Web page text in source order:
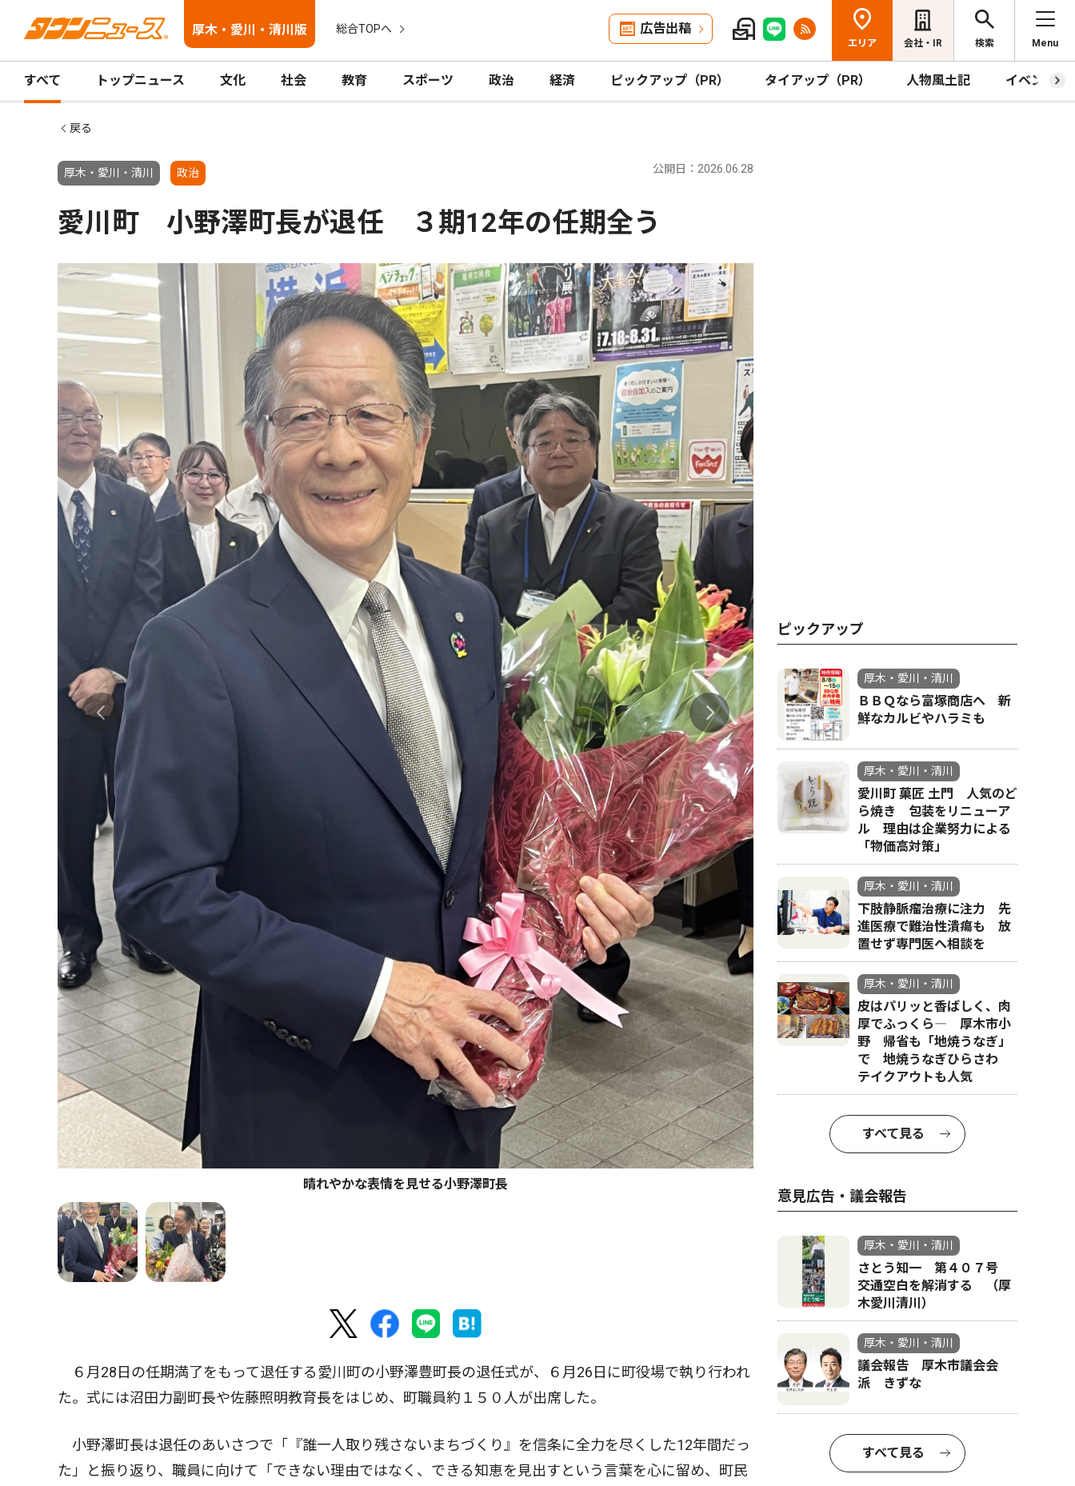
厚木・愛川・清川版 総合TOPへ 広告出稿
エリア 会社・IR 検索 Menu
すべて トップニュース 文化 社会 教育 スポーツ 政治 経済 ピックアップ（PR） タイアップ（PR） 人物風土記 イベント
戻る
厚木・愛川・清川 政治 公開日：2026.06.28
愛川町 小野澤町長が退任 ３期12年の任期全う
晴れやかな表情を見せる小野澤町長
６月28日の任期満了をもって退任する愛川町の小野澤豊町長の退任式が、６月26日に町役場で執り行われ
た。式には沼田力副町長や佐藤照明教育長をはじめ、町職員約１５０人が出席した。
小野澤町長は退任のあいさつで「『誰一人取り残さないまちづくり』を信条に全力を尽くした12年間だっ
た」と振り返り、職員に向けて「できない理由ではなく、できる知恵を見出すという言葉を心に留め、町民
ピックアップ
厚木・愛川・清川
ＢＢＱなら富塚商店へ 新
鮮なカルビやハラミも
厚木・愛川・清川
愛川町 菓匠 土門 人気のど
ら焼き 包装をリニューア
ル 理由は企業努力による
「物価高対策」
厚木・愛川・清川
下肢静脈瘤治療に注力 先
進医療で難治性潰瘍も 放
置せず専門医へ相談を
厚木・愛川・清川
皮はパリッと香ばしく、肉
厚でふっくら― 厚木市小
野 帰省も「地焼うなぎ」
で 地焼うなぎひらさわ
テイクアウトも人気
すべて見る
意見広告・議会報告
厚木・愛川・清川
さとう知一 第４０７号
交通空白を解消する （厚
木愛川清川）
厚木・愛川・清川
議会報告 厚木市議会会
派 きずな
すべて見る